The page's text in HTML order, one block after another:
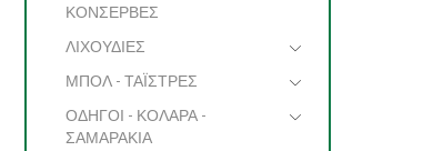
ΚΟΝΣΕΡΒΕΣ
ΛΙΧΟΥΔΙΕΣ
ΜΠΟΛ - ΤΑΪΣΤΡΕΣ
ΟΔΗΓΟΙ - ΚΟΛΑΡΑ -
ΣΑΜΑΡΑΚΙΑ